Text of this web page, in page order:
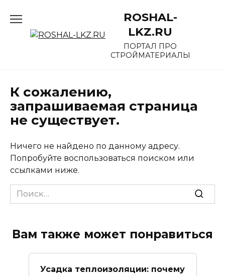
содержанию
ROSHAL-
LKZ.RU
ПОРТАЛ ПРО
СТРОЙМАТЕРИАЛЫ
К сожалению,
запрашиваемая страница
не существует.
Ничего не найдено по данному адресу.
Попробуйте воспользоваться поиском или
ссылками ниже.
Search
for:
Вам также может понравиться
Усадка теплоизоляции: почему